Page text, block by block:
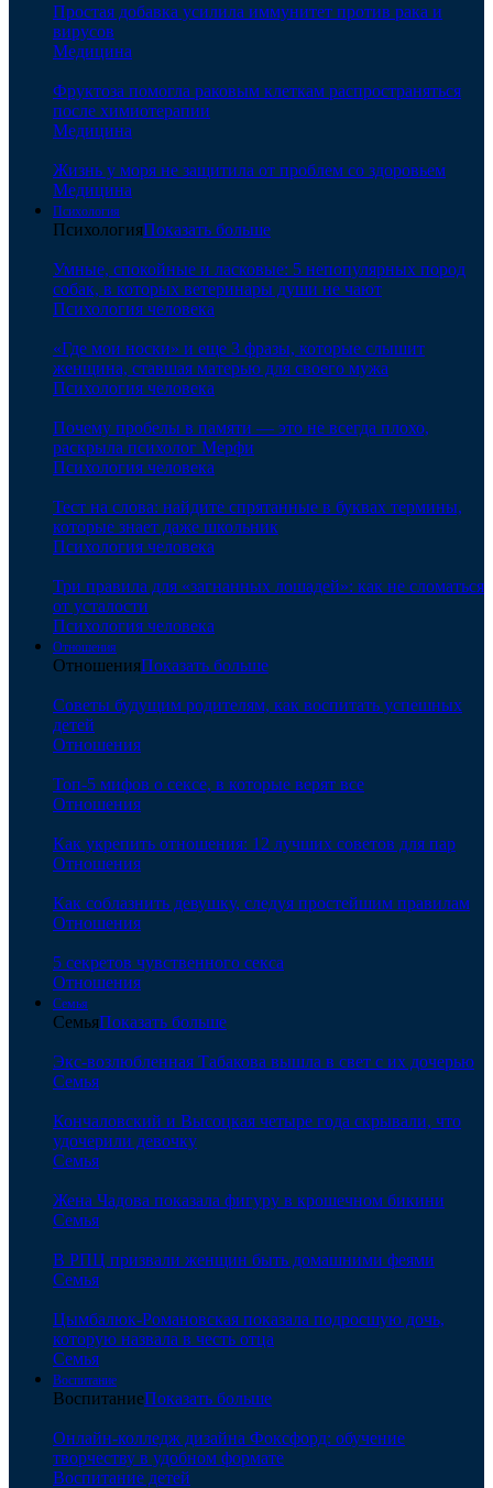
Простая добавка усилила иммунитет против рака и
вирусов
Медицина
Фруктоза помогла раковым клеткам распространяться
после химиотерапии
Медицина
Жизнь у моря не защитила от проблем со здоровьем
Медицина
Психология
ПсихологияПоказать больше
Умные, спокойные и ласковые: 5 непопулярных пород
собак, в которых ветеринары души не чают
Психология человека
«Где мои носки» и еще 3 фразы, которые слышит
женщина, ставшая матерью для своего мужа
Психология человека
Почему пробелы в памяти — это не всегда плохо,
раскрыла психолог Мерфи
Психология человека
Тест на слова: найдите спрятанные в буквах термины,
которые знает даже школьник
Психология человека
Три правила для «загнанных лошадей»: как не сломаться
от усталости
Психология человека
Отношения
ОтношенияПоказать больше
Советы будущим родителям, как воспитать успешных
детей
Отношения
Топ-5 мифов о сексе, в которые верят все
Отношения
Как укрепить отношения: 12 лучших советов для пар
Отношения
Как соблазнить девушку, следуя простейшим правилам
Отношения
5 секретов чувственного секса
Отношения
Семья
СемьяПоказать больше
Экс-возлюбленная Табакова вышла в свет с их дочерью
Семья
Кончаловский и Высоцкая четыре года скрывали, что
удочерили девочку
Семья
Жена Чадова показала фигуру в крошечном бикини
Семья
В РПЦ призвали женщин быть домашними феями
Семья
Цымбалюк-Романовская показала подросшую дочь,
которую назвала в честь отца
Семья
Воспитание
ВоспитаниеПоказать больше
Онлайн-колледж дизайна Фоксфорд: обучение
творчеству в удобном формате
Воспитание детей